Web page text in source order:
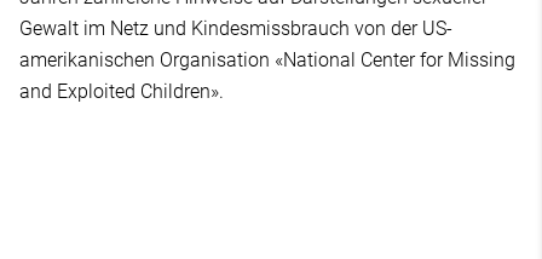
Gewalt im Netz und Kindesmissbrauch von der US-
amerikanischen Organisation «National Center for Missing
and Exploited Children».